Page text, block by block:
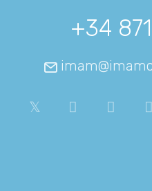
+34